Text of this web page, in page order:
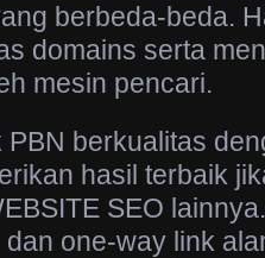
berbeda-beda.
domains serta
mesin pencari.
berkualitas
hasil terbaik
SEO
one-way link